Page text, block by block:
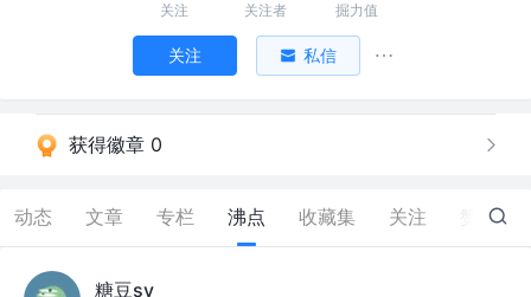
关注 关注者 掘力值
关注 私信
获得徽章 0
动态 文章 专栏 沸点 收藏集 关注 92
糖豆sy